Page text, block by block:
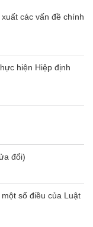
các vấn đề chính
hiện Hiệp định
đổi)
số điều của Luật